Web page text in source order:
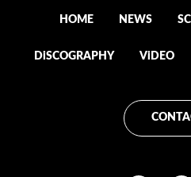
HOME NEWS
DiSCOGRAPHY ViDEO